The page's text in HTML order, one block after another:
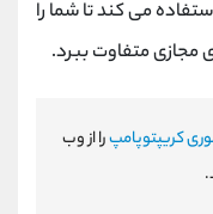
می کند تا شما را
مجازی متفاوت ببرد.
کریپتوپامپرا از وب